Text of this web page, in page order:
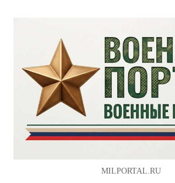
MILPORTAL.RU